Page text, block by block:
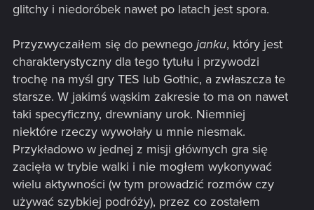
glitchy i niedoróbek nawet po latach jest spora.
Przyzwyczaiłem się do pewnego janku, który jest
charakterystyczny dla tego tytułu i przywodzi
trochę na myśl gry TES lub Gothic, a zwłaszcza te
starsze. W jakimś wąskim zakresie to ma on nawet
taki specyficzny, drewniany urok. Niemniej
niektóre rzeczy wywołały u mnie niesmak.
Przykładowo w jednej z misji głównych gra się
zacięła w trybie walki i nie mogłem wykonywać
wielu aktywności (w tym prowadzić rozmów czy
używać szybkiej podróży), przez co zostałem